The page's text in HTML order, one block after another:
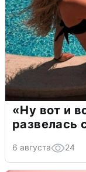
«Ну вот и
6 августа 24